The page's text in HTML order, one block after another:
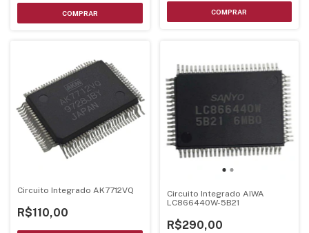
Circuito Integrado AK7712VQ
R$110,00
Circuito Integrado AIWA
LC866440W-5B21
R$290,00